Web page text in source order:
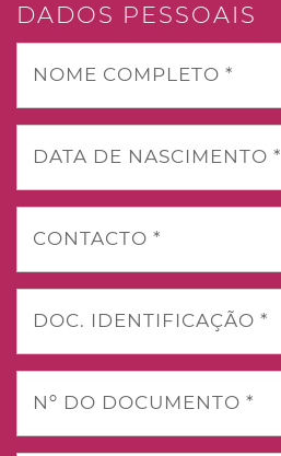
DADOS PESSOAIS
NOME COMPLETO *
DATA DE NASCIMENTO *
CONTACTO *
DOC. IDENTIFICAÇÃO *
Nº DO DOCUMENTO *